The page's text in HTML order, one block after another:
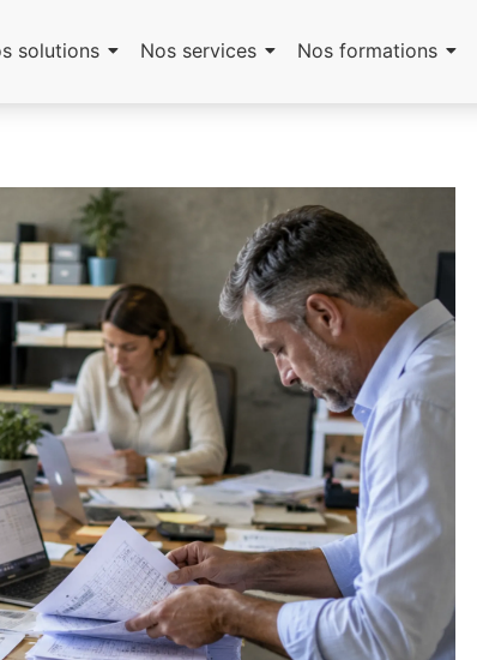
solutions Nos services Nos formations